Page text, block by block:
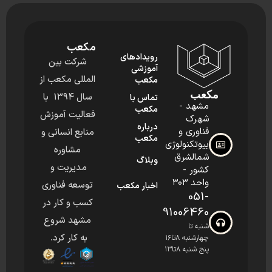
مکعب
مشهد -
شهرک
فناوری و
بیوتکنولوژی
شمالشرق
کشور -
واحد ۳۰۳
051-
91006460
شنبه تا
چهارشنبه ۸تا۱۶
پنج شنبه ۸تا۱۳
رویدادهای
آموزشی
مکعب
تماس با
مکعب
درباره
مکعب
وبلاگ
اخبار مکعب
مکعب
شرکت بین
المللی مکعب از
سال ۱۳۹۴ با
فعالیت آموزش
منابع انسانی و
مشاوره
مدیریت و
توسعه فناوری
کسب و کار در
مشهد شروع
به کار کرد.